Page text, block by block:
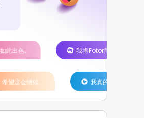
我将Fotor用于我的艺术创作。喜欢AI艺术工具
我真的很喜欢Fotor和所有有趣的挑战。